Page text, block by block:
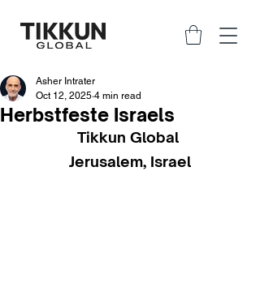
Herbstfeste Israels
Asher Intrater
Oct 12, 2025 4 min read
Tikkun Global
Jerusalem, Israel